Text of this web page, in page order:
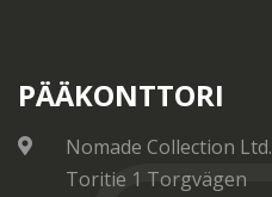
PÄÄKONTTORI
Nomade Collection Ltd.
Toritie 1 Torgvägen